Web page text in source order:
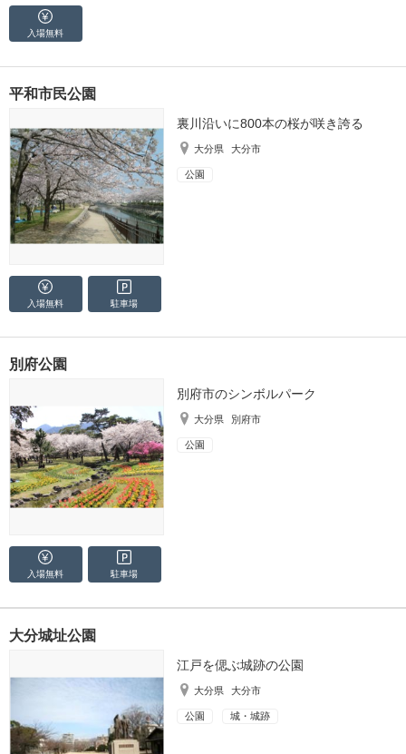
入場無料
平和市民公園
裏川沿いに800本の桜が咲き誇る
大分県 大分市
公園
入場無料 駐車場
別府公園
別府市のシンボルパーク
大分県 別府市
公園
入場無料 駐車場
大分城址公園
江戸を偲ぶ城跡の公園
大分県 大分市
公園 城・城跡